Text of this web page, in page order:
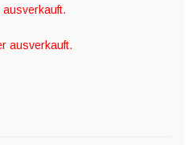
ausverkauft.
ausverkauft.